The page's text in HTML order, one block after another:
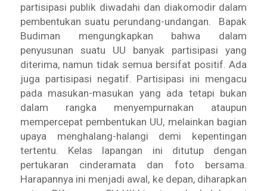
partisipasi publik diwadahi dan diakomodir dalam
pembentukan suatu perundang-undangan. Bapak
Budiman mengungkapkan bahwa dalam
penyusunan suatu UU banyak partisipasi yang
diterima, namun tidak semua bersifat positif. Ada
juga partisipasi negatif. Partisipasi ini mengacu
pada masukan-masukan yang ada tetapi bukan
dalam rangka menyempurnakan ataupun
mempercepat pembentukan UU, melainkan bagian
upaya menghalang-halangi demi kepentingan
tertentu. Kelas lapangan ini ditutup dengan
pertukaran cinderamata dan foto bersama.
Harapannya ini menjadi awal, ke depan, diharapkan